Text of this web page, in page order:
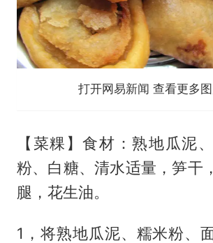
打开网易新闻 查看更多
【菜粿】食材：熟地瓜泥
粉、白糖、清水适量，笋干
腿，花生油。
1，将熟地瓜泥、糯米粉、